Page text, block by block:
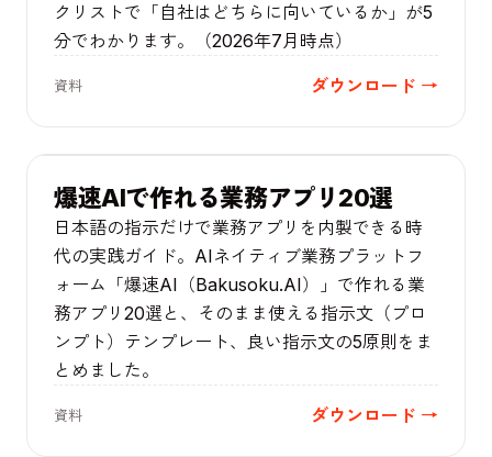
クリストで「自社はどちらに向いているか」が5
分でわかります。（2026年7月時点）
資料 ダウンロード →
実例集
爆速AIで作れる業務アプリ20選
日本語の指示だけで業務アプリを内製できる時
代の実践ガイド。AIネイティブ業務プラットフ
ォーム「爆速AI（Bakusoku.AI）」で作れる業
務アプリ20選と、そのまま使える指示文（プロ
ンプト）テンプレート、良い指示文の5原則をま
とめました。
資料 ダウンロード →